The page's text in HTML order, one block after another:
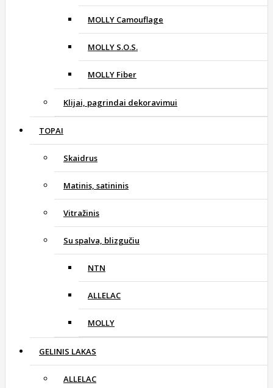
MOLLY Camouflage
MOLLY S.O.S.
MOLLY Fiber
Klijai, pagrindai dekoravimui
TOPAI
Skaidrus
Matinis, satininis
Vitražinis
Su spalva, blizgučiu
NTN
ALLELAC
MOLLY
GELINIS LAKAS
ALLELAC